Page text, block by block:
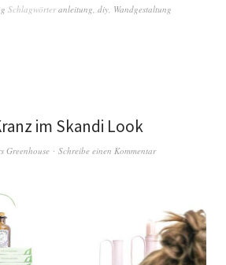
Schlagwörteranleitung diy Wandgestaltung
im Skandi Look
Greenhouse Schreibe einen Kommentar